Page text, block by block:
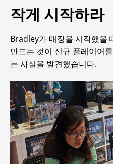
작게 시작하라
Bradley가 매장을 시작했을
만드는 것이 신규 플레이어
는 사실을 발견했습니다.